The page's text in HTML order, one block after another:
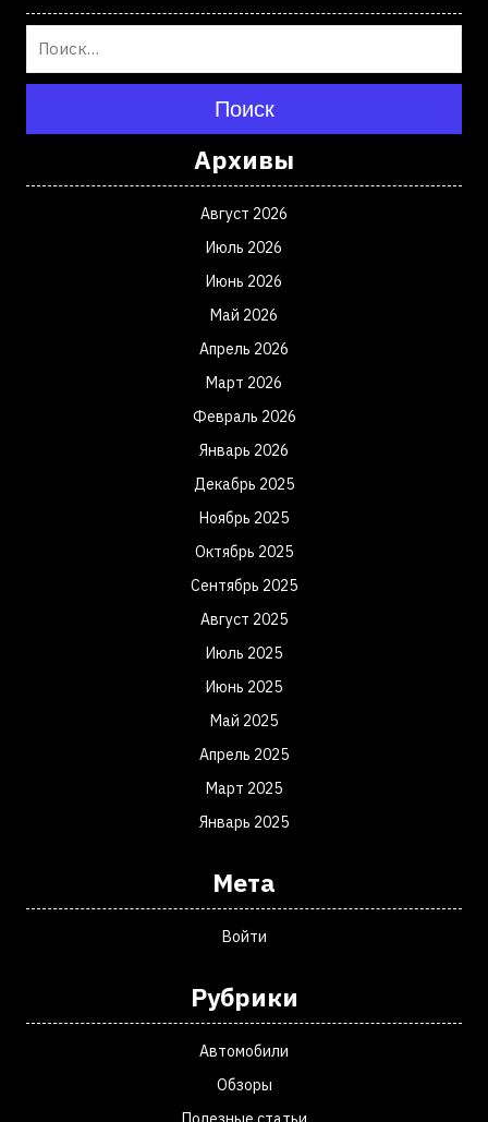
Поиск
Архивы
Август 2026
Июль 2026
Июнь 2026
Май 2026
Апрель 2026
Март 2026
Февраль 2026
Январь 2026
Декабрь 2025
Ноябрь 2025
Октябрь 2025
Сентябрь 2025
Август 2025
Июль 2025
Июнь 2025
Май 2025
Апрель 2025
Март 2025
Январь 2025
Мета
Войти
Рубрики
Автомобили
Обзоры